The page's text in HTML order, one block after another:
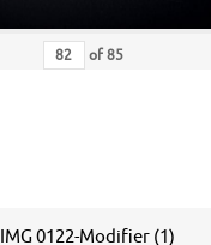
of85
IMG 0122-Modifier (1)